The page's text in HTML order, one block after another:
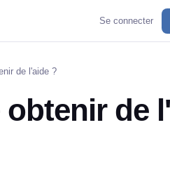
Se connecter
de l'aide ?
de